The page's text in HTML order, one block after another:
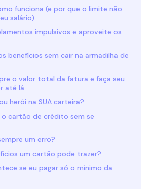
funciona (e por que o limite não
salário)
impulsivos e aproveite os
benefícios sem cair na armadilha de
o valor total da fatura e faça seu
até lá
herói na SUA carteira?
o cartão de crédito sem se
um erro?
um cartão pode trazer?
se eu pagar só o mínimo da